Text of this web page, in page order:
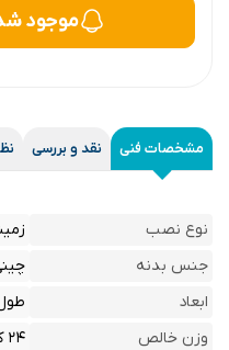
موجود
مشخصات فنی نقد و بررسی
نوع نصب
جنس بدنه
ابعاد
طول ۶۷۰، عرض ۳۸۰، ارتفاع
وزن خالص
۲۴ کیلوگرم